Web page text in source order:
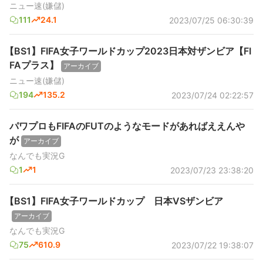
ニュー速(嫌儲)
111
24.1 2023/07/25 06:30:39
【BS1】FIFA女子ワールドカップ2023日本対ザンビア【FI
FAプラス】
アーカイブ
ニュー速(嫌儲)
194
135.2 2023/07/24 02:22:57
パワプロもFIFAのFUTのようなモードがあればええんや
が アーカイブ
なんでも実況G
1
1 2023/07/23 23:38:20
【BS1】FIFA女子ワールドカップ 日本VSザンビア
アーカイブ
なんでも実況G
75
610.9 2023/07/22 19:38:07